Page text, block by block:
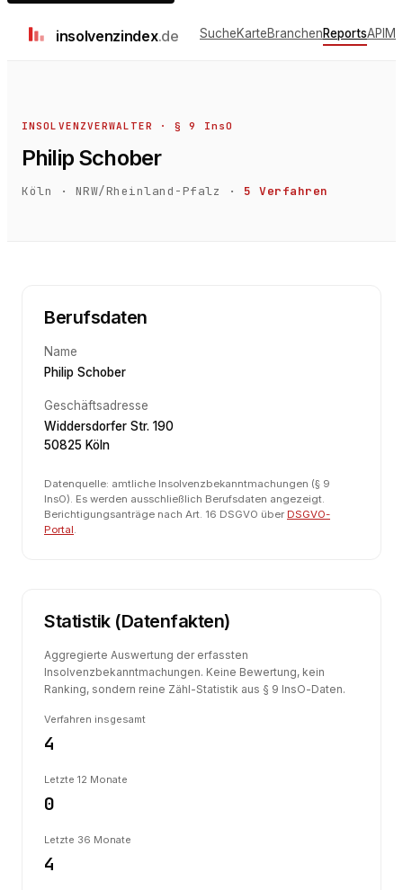
insolvenzindex.de SucheKarteBranchenReportsAPI
INSOLVENZVERWALTER · § 9 InsO
Philip Schober
Köln · NRW/Rheinland-Pfalz · 5 Verfahren
Berufsdaten
Name
Philip Schober
Geschäftsadresse
Widdersdorfer Str. 190
50825 Köln
Datenquelle: amtliche Insolvenzbekanntmachungen (§ 9
InsO). Es werden ausschließlich Berufsdaten angezeigt.
Berichtigungsanträge nach Art. 16 DSGVO über DSGVO-
Portal.
Statistik (Datenfakten)
Aggregierte Auswertung der erfassten
Insolvenzbekanntmachungen. Keine Bewertung, kein
Ranking, sondern reine Zähl-Statistik aus § 9 InsO-Daten.
Verfahren insgesamt
4
Letzte 12 Monate
0
Letzte 36 Monate
4